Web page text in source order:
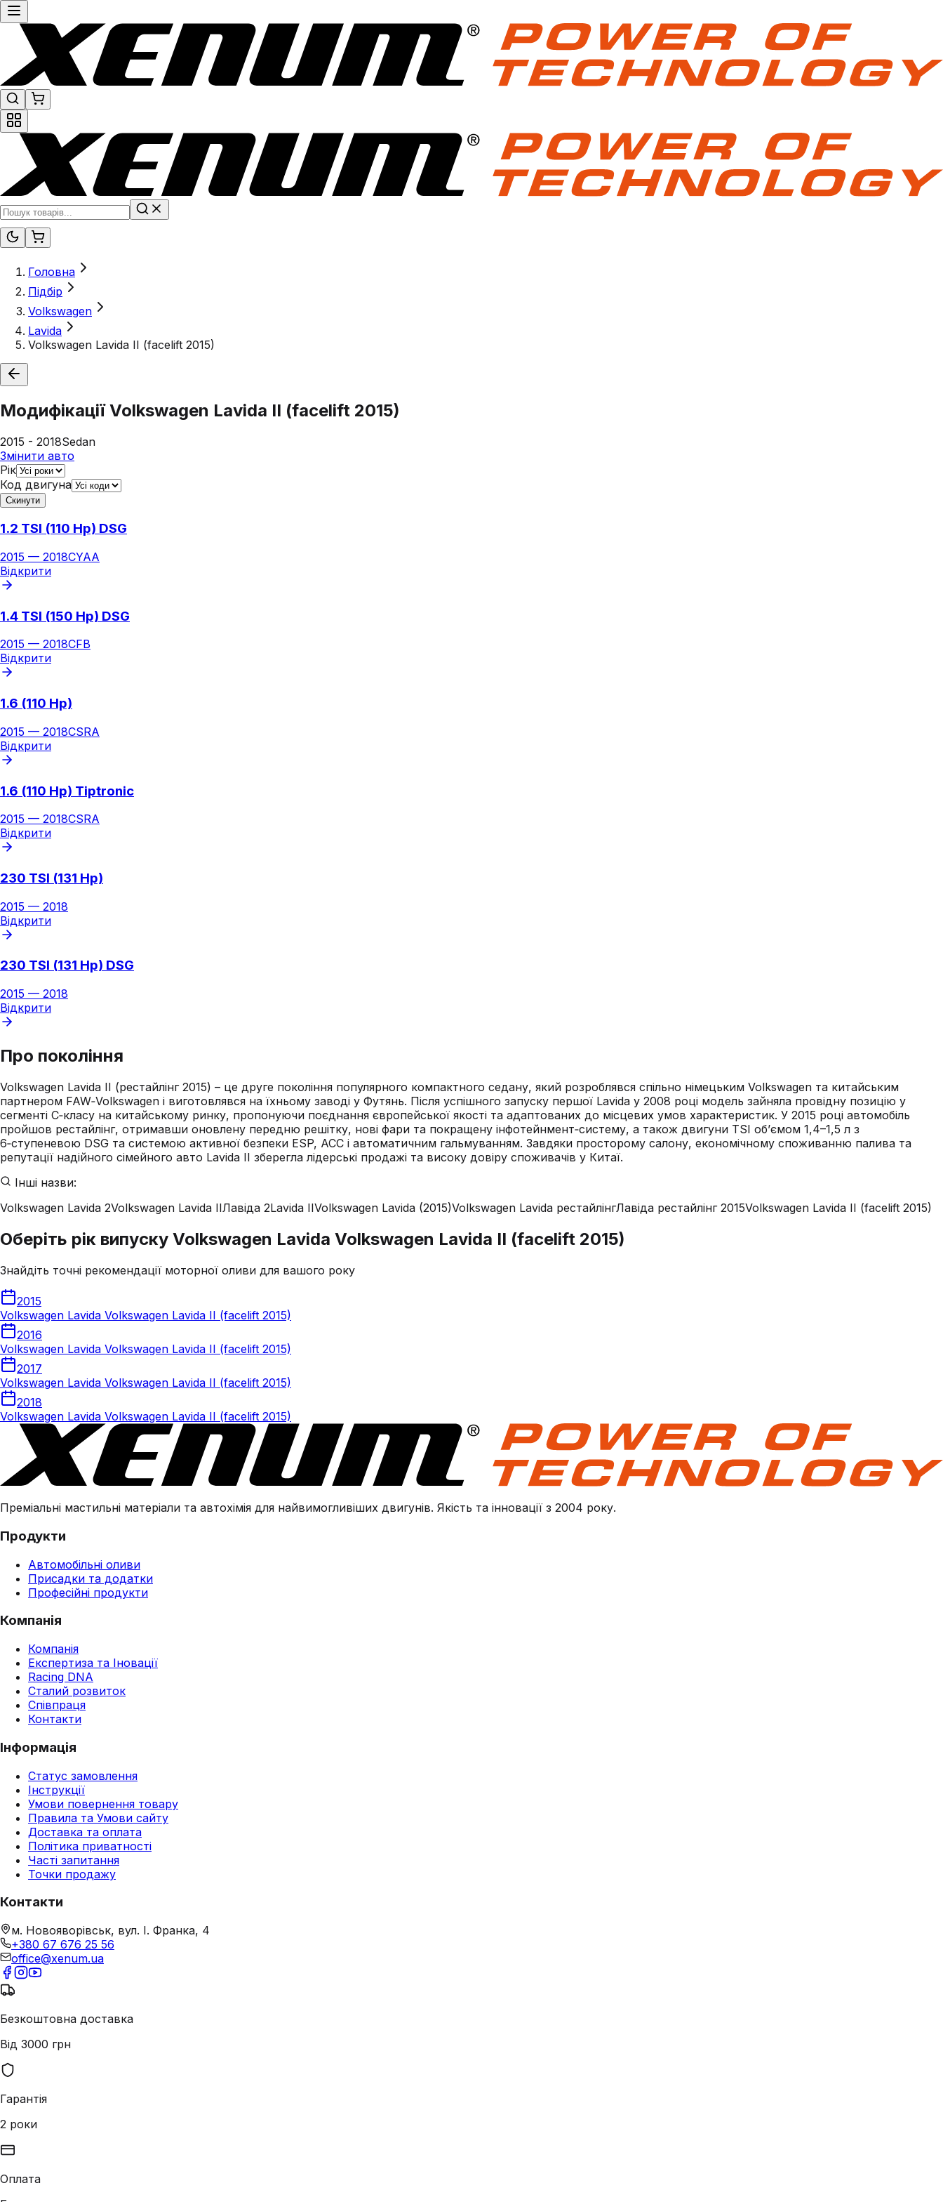
Головна
Підбір
Volkswagen
Lavida
Volkswagen Lavida II (facelift 2015)
МодифікаціїVolkswagen Lavida II (facelift 2015)
2015 - 2018Sedan
Змінити авто
Рік
Код двигуна
Скинути
1.2 TSI (110 Hp) DSG
2015 — 2018CYAA
Відкрити
1.4 TSI (150 Hp) DSG
2015 — 2018CFB
Відкрити
1.6 (110 Hp)
2015 — 2018CSRA
Відкрити
1.6 (110 Hp) Tiptronic
2015 — 2018CSRA
Відкрити
230 TSI (131 Hp)
2015 — 2018
Відкрити
230 TSI (131 Hp) DSG
2015 — 2018
Відкрити
Про покоління
Volkswagen Lavida II (рестайлінг 2015) – це друге покоління популярного компактного седану, який розроблявся спільно німецьким Volkswagen та китайським
партнером FAW‑Volkswagen і виготовлявся на їхньому заводі у Футянь. Після успішного запуску першої Lavida у 2008 році модель зайняла провідну позицію у
сегменті C‑класу на китайському ринку, пропонуючи поєднання європейської якості та адаптованих до місцевих умов характеристик. У 2015 році автомобіль
пройшов рестайлінг, отримавши оновлену передню решітку, нові фари та покращену інфотейнмент‑систему, а також двигуни TSI об’ємом 1,4–1,5 л з
6‑ступеневою DSG та системою активної безпеки ESP, ACC і автоматичним гальмуванням. Завдяки просторому салону, економічному споживанню палива та
репутації надійного сімейного авто Lavida II зберегла лідерські продажі та високу довіру споживачів у Китаї.
Інші назви:
Volkswagen Lavida 2Volkswagen Lavida IIЛавіда 2Lavida IIVolkswagen Lavida (2015)Volkswagen Lavida рестайлінгЛавіда рестайлінг 2015Volkswagen Lavida II (facelift 2015)
Оберіть рік випуску Volkswagen Lavida Volkswagen Lavida II (facelift 2015)
Знайдіть точні рекомендації моторної оливи для вашого року
2015
Volkswagen Lavida Volkswagen Lavida II (facelift 2015)
2016
Volkswagen Lavida Volkswagen Lavida II (facelift 2015)
2017
Volkswagen Lavida Volkswagen Lavida II (facelift 2015)
2018
Volkswagen Lavida Volkswagen Lavida II (facelift 2015)
Преміальні мастильні матеріали та автохімія для найвимогливіших двигунів. Якість та інновації з 2004 року.
Продукти
Автомобільні оливи
Присадки та додатки
Професійні продукти
Компанія
Компанія
Експертиза та Іновації
Racing DNA
Сталий розвиток
Співпраця
Контакти
Інформація
Статус замовлення
Інструкції
Умови повернення товару
Правила та Умови сайту
Доставка та оплата
Політика приватності
Часті запитання
Точки продажу
Контакти
м. Новояворівськ, вул. І. Франка, 4
+380 67 676 25 56
office@xenum.ua
Безкоштовна доставка
Від 3000 грн
Гарантія
2 роки
Оплата